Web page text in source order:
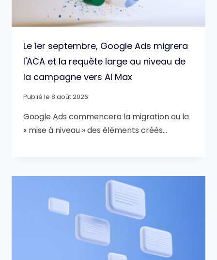
Le 1er septembre, Google Ads migrera
l'ACA et la requête large au niveau de
la campagne vers AI Max
Publié le 8 août 2026
Google Ads commencera la migration ou la
« mise à niveau » des éléments créés…